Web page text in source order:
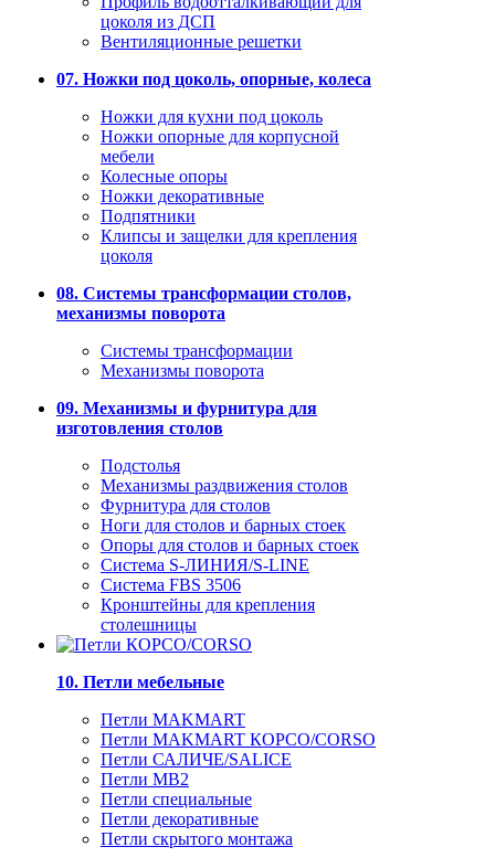
цоколя из ДСП
Вентиляционные решетки
07. Ножки под цоколь, опорные, колеса
Ножки для кухни под цоколь
Ножки опорные для корпусной
мебели
Колесные опоры
Ножки декоративные
Подпятники
Клипсы и защелки для крепления
цоколя
08. Системы трансформации столов,
механизмы поворота
Системы трансформации
Механизмы поворота
09. Механизмы и фурнитура для
изготовления столов
Подстолья
Механизмы раздвижения столов
Фурнитура для столов
Ноги для столов и барных стоек
Опоры для столов и барных стоек
Система S-ЛИНИЯ/S-LINE
Система FBS 3506
Кронштейны для крепления
столешницы
10. Петли мебельные
Петли MAKMART
Петли MAKMART КОРСО/CORSO
Петли САЛИЧЕ/SALICE
Петли MB2
Петли специальные
Петли декоративные
Петли скрытого монтажа